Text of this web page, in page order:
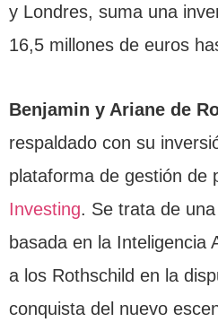
y Londres, suma una
16,5 millones de euros
Benjamin y Ariane de
respaldado con su
plataforma de gestión de
Investing. Se trata de
basada en la Inteligencia
a los Rothschild en la
conquista del nuevo